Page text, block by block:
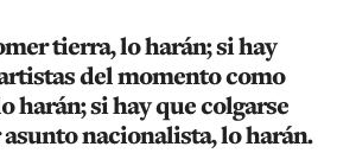
tierra, lo harán; si hay
del momento como
harán; si hay que colgarse
nacionalista, lo harán.